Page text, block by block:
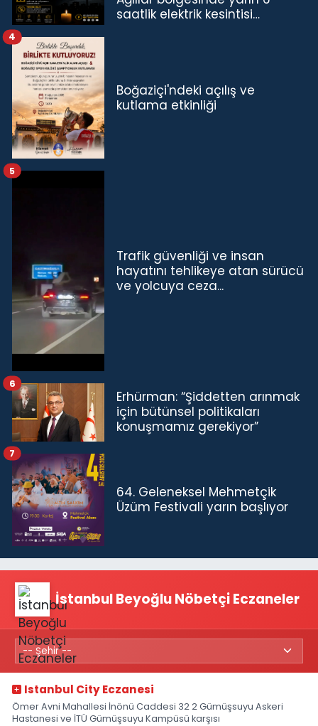
saatlik elektrik kesintisi…
Boğaziçi'ndeki açılış ve
kutlama etkinliği
4
Trafik güvenliği ve insan
hayatını tehlikeye atan sürücü
ve yolcuya ceza...
5
Erhürman: “Şiddetten arınmak
için bütünsel politikaları
konuşmamız gerekiyor”
6
64. Geleneksel Mehmetçik
Üzüm Festivali yarın başlıyor
7
İstanbul Beyoğlu Nöbetçi Eczaneler
Istanbul City Eczanesi
Ömer Avni Mahallesi İnönü Caddesi 32 2 Gümüşsuyu Askeri
Hastanesi ve İTÜ Gümüşsuyu Kampüsü karşısı